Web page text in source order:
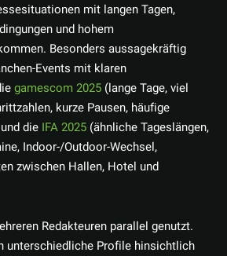
mit langen Tagen,
und hohem
Besonders aussagekräftig
Events mit klaren
gamescom 2025 (lange Tage, viel
kurze Pausen, häufige
die IFA 2025 (ähnliche Tageslängen,
Indoor-/Outdoor-Wechsel,
zwischen Hallen, Hotel und
Redakteuren parallel genutzt.
unterschiedliche Profile hinsichtlich